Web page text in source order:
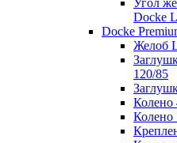
Угол
Docke
Docke
Желоб
120/85
Колено
Колено